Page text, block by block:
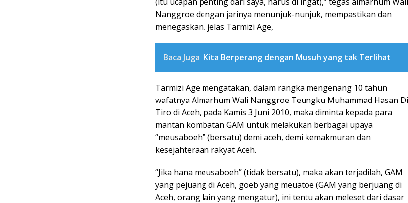
Nanggroe dengan jarinya menunjuk-nunjuk, mempastikan dan
menegaskan, jelas Tarmizi Age,
Baca Juga Kita Berperang dengan Musuh yang tak Terlihat
Tarmizi Age mengatakan, dalam rangka mengenang 10 tahun
wafatnya Almarhum Wali Nanggroe Teungku Muhammad Hasan Di
Tiro di Aceh, pada Kamis 3 Juni 2010, maka diminta kepada para
mantan kombatan GAM untuk melakukan berbagai upaya
“meusaboeh” (bersatu) demi aceh, demi kemakmuran dan
kesejahteraan rakyat Aceh.
“Jika hana meusaboeh” (tidak bersatu), maka akan terjadilah, GAM
yang pejuang di Aceh, goeb yang meuatoe (GAM yang berjuang di
Aceh, orang lain yang mengatur), ini tentu akan meleset dari dasar